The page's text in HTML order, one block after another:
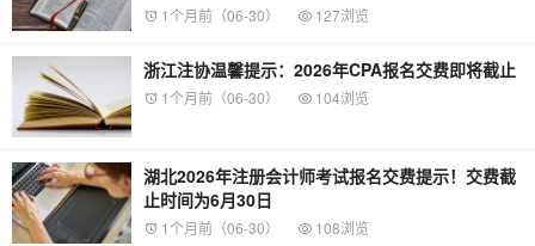
1个月前（06-30） 127浏览
浙江注协温馨提示：2026年CPA报名交费即将截止
1个月前（06-30） 104浏览
湖北2026年注册会计师考试报名交费提示！交费截
止时间为6月30日
1个月前（06-30） 108浏览